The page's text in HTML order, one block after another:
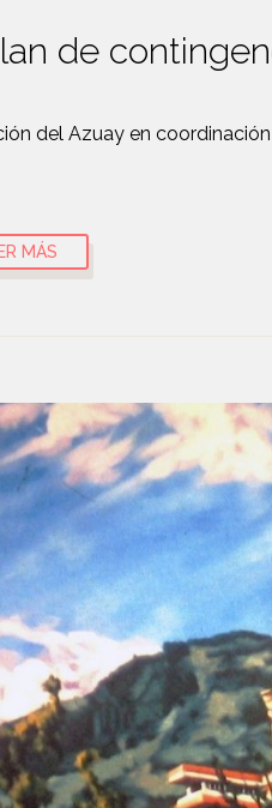
de
del Azuay en
MÁS